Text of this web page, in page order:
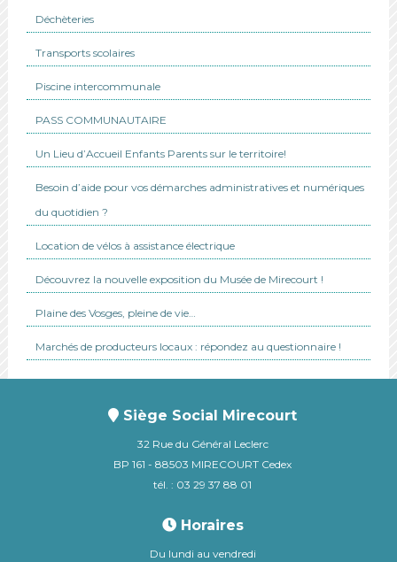
Déchèteries
Transports scolaires
Piscine intercommunale
PASS COMMUNAUTAIRE
Un Lieu d’Accueil Enfants Parents sur le territoire!
Besoin d’aide pour vos démarches administratives et numériques
du quotidien ?
Location de vélos à assistance électrique
Découvrez la nouvelle exposition du Musée de Mirecourt !
Plaine des Vosges, pleine de vie…
Marchés de producteurs locaux : répondez au questionnaire !
Siège Social Mirecourt
32 Rue du Général Leclerc
BP 161 - 88503 MIRECOURT Cedex
tél. : 03 29 37 88 01
Horaires
Du lundi au vendredi